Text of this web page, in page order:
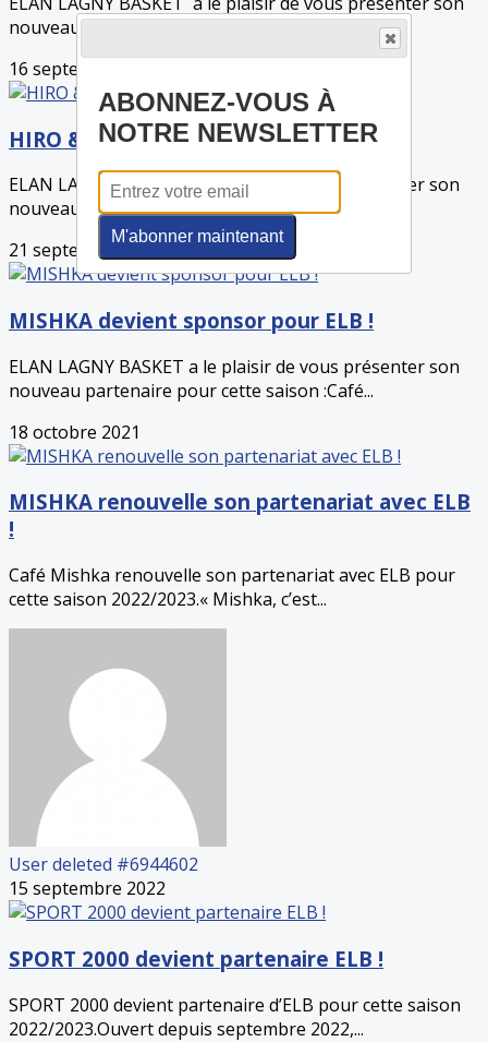
nouveau partenaire pour les deux...
16 septembre 2021
HIRO & CO devient sponsor pour ELB !
ELAN LAGNY BASKET a le plaisir de vous présenter son
nouveau partenaire pour cette saison : ...
21 septembre 2021
MISHKA devient sponsor pour ELB !
ELAN LAGNY BASKET a le plaisir de vous présenter son
nouveau partenaire pour cette saison :Café...
18 octobre 2021
MISHKA renouvelle son partenariat avec ELB
!
Café Mishka renouvelle son partenariat avec ELB pour
cette saison 2022/2023.« Mishka, c’est...
User deleted #6944602
15 septembre 2022
SPORT 2000 devient partenaire ELB !
SPORT 2000 devient partenaire d’ELB pour cette saison
2022/2023.Ouvert depuis septembre 2022,...
ABONNEZ-VOUS À
NOTRE NEWSLETTER
M'abonner maintenant